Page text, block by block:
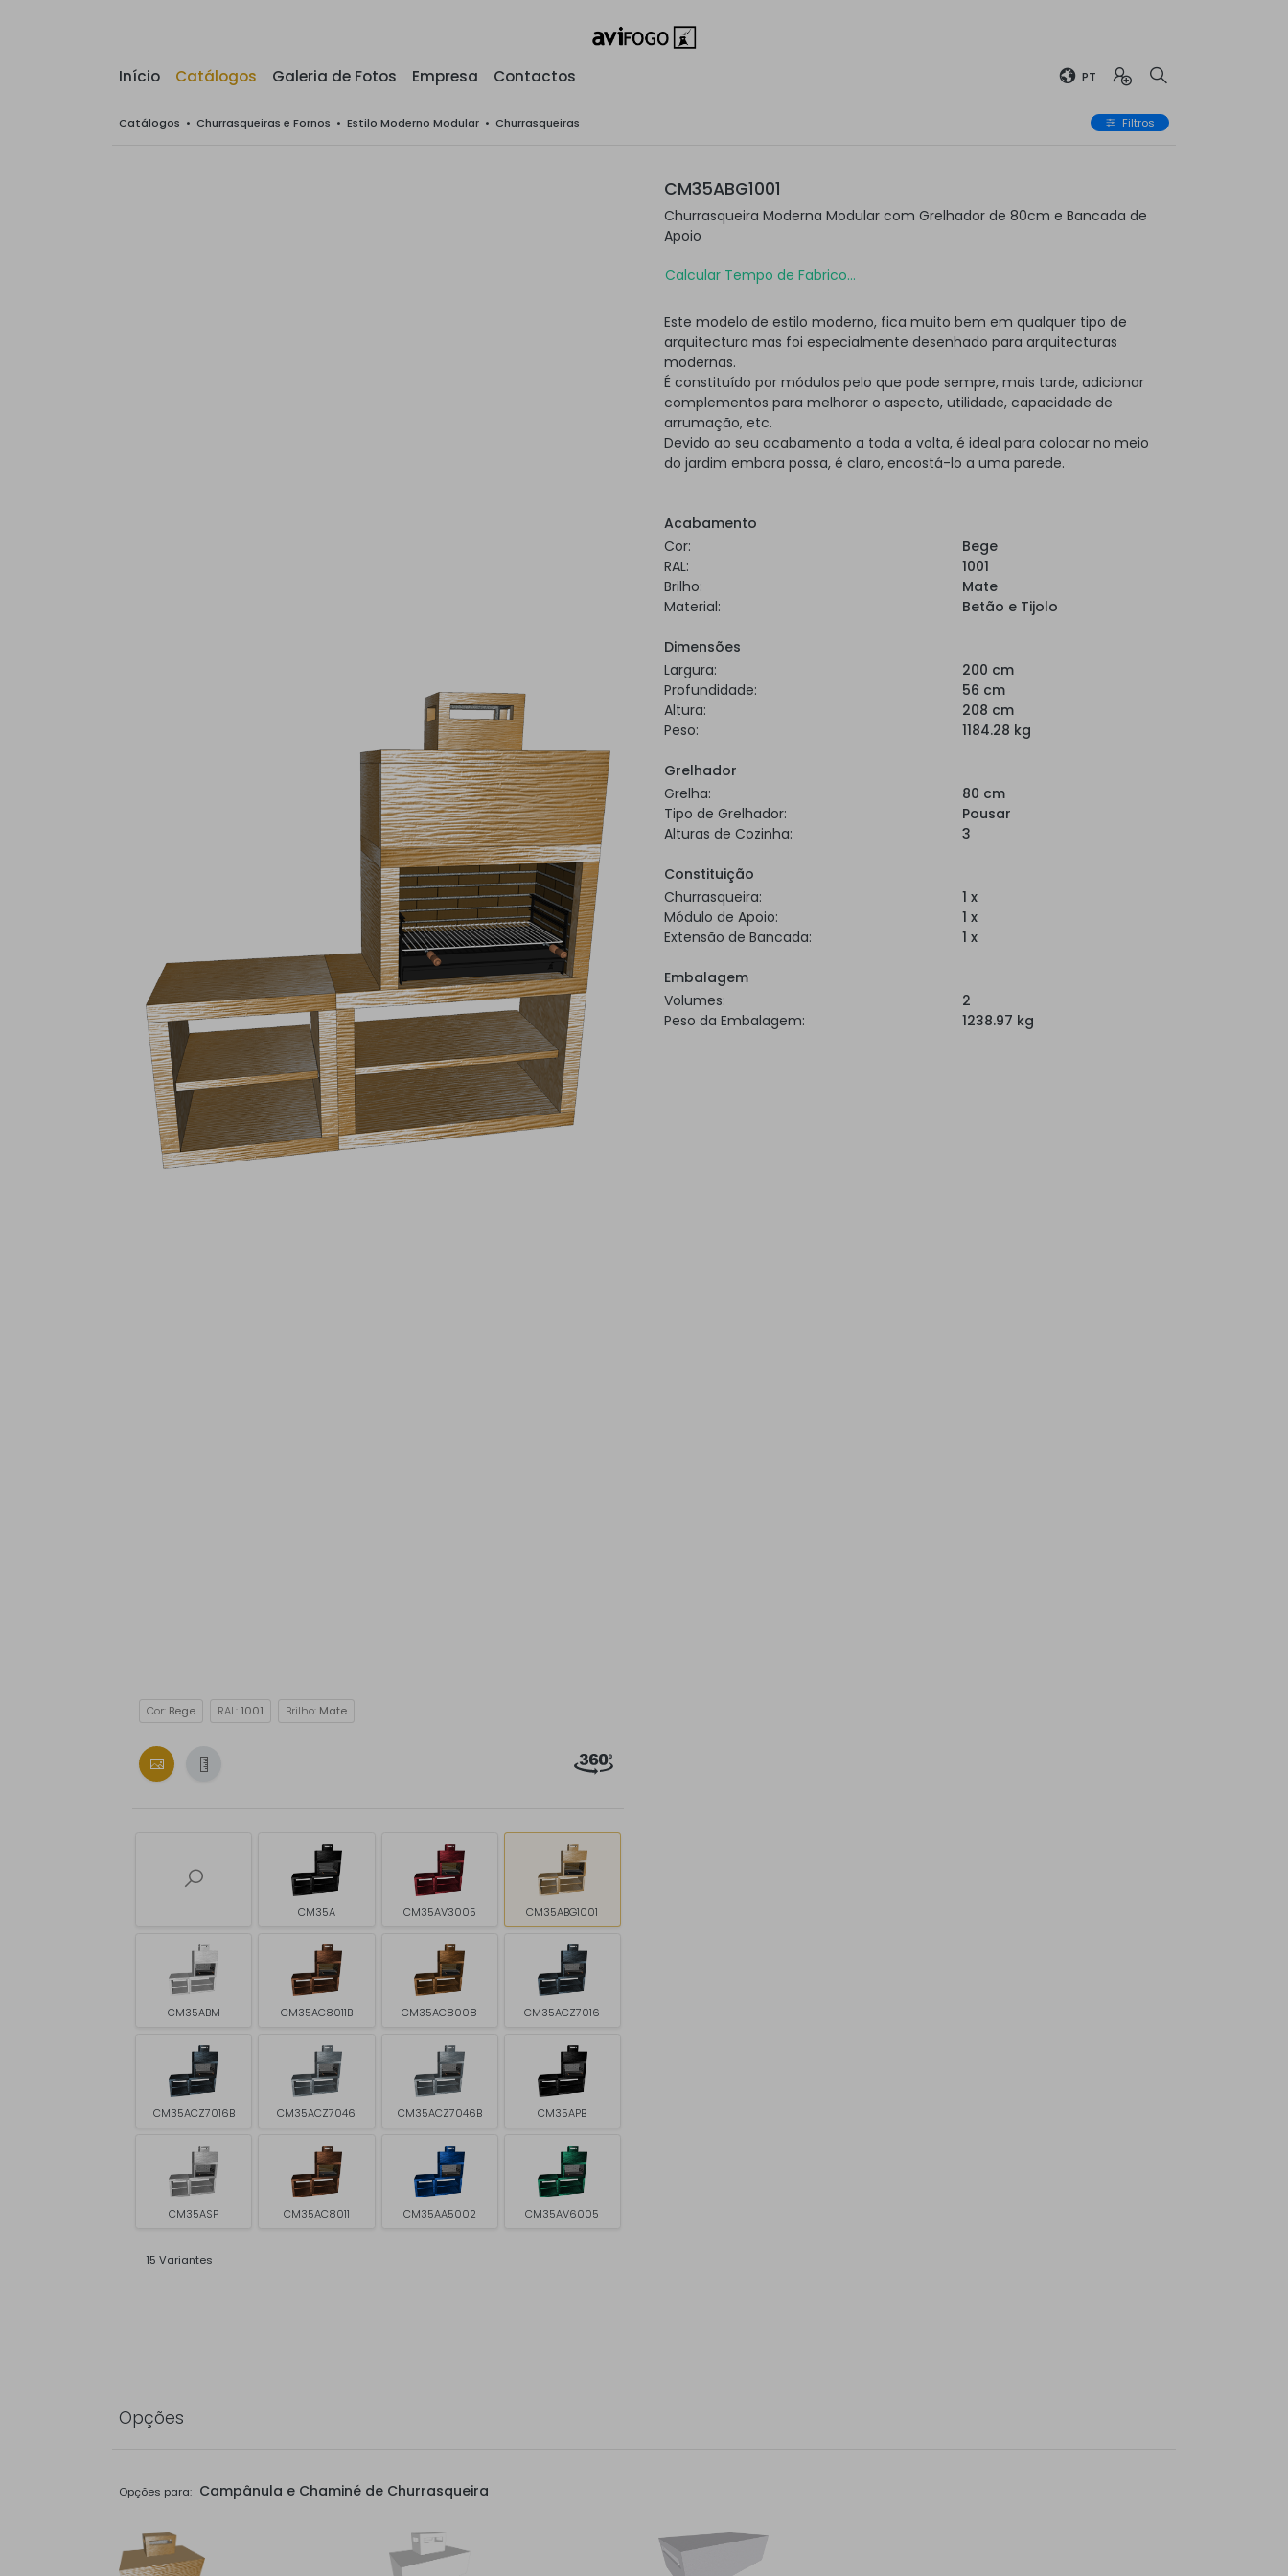
Início Catálogos Galeria de Fotos Empresa Contactos PT
Catálogos • Churrasqueiras e Fornos • Estilo Moderno Modular • Churrasqueiras Filtros
Cor: Bege RAL: 1001 Brilho: Mate
CM35A CM35AV3005 CM35ABG1001
CM35ABM CM35AC8011B CM35AC8008 CM35ACZ7016
CM35ACZ7016B CM35ACZ7046 CM35ACZ7046B CM35APB
CM35ASP CM35AC8011 CM35AA5002 CM35AV6005
15 Variantes
CM35ABG1001
Churrasqueira Moderna Modular com Grelhador de 80cm e Bancada de
Apoio
Calcular Tempo de Fabrico...
Este modelo de estilo moderno, fica muito bem em qualquer tipo de
arquitectura mas foi especialmente desenhado para arquitecturas
modernas.
É constituído por módulos pelo que pode sempre, mais tarde, adicionar
complementos para melhorar o aspecto, utilidade, capacidade de
arrumação, etc.
Devido ao seu acabamento a toda a volta, é ideal para colocar no meio
do jardim embora possa, é claro, encostá-lo a uma parede.
Acabamento
Cor:
Bege
RAL:
1001
Brilho:
Mate
Material:
Betão e Tijolo
Dimensões
Largura:
200 cm
Profundidade:
56 cm
Altura:
208 cm
Peso:
1184.28 kg
Grelhador
Grelha:
80 cm
Tipo de Grelhador:
Pousar
Alturas de Cozinha:
3
Constituição
Churrasqueira:
1 x
Módulo de Apoio:
1 x
Extensão de Bancada:
1 x
Embalagem
Volumes:
2
Peso da Embalagem:
1238.97 kg
Opções
Opções para: Campânula e Chaminé de Churrasqueira